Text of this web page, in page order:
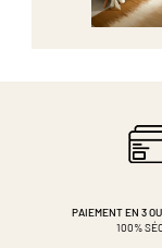
PAIEMENT EN 3
100%